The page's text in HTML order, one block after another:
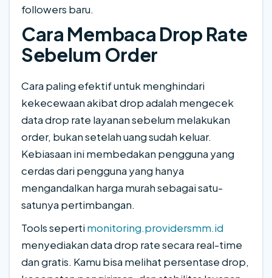
followers baru.
Cara Membaca Drop Rate
Sebelum Order
Cara paling efektif untuk menghindari
kekecewaan akibat drop adalah mengecek
data drop rate layanan sebelum melakukan
order, bukan setelah uang sudah keluar.
Kebiasaan ini membedakan pengguna yang
cerdas dari pengguna yang hanya
mengandalkan harga murah sebagai satu-
satunya pertimbangan.
Tools seperti monitoring.providersmm.id
menyediakan data drop rate secara real-time
dan gratis. Kamu bisa melihat persentase drop,